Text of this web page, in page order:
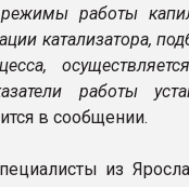
работы
катализатора,
работы
в сообщении.
из